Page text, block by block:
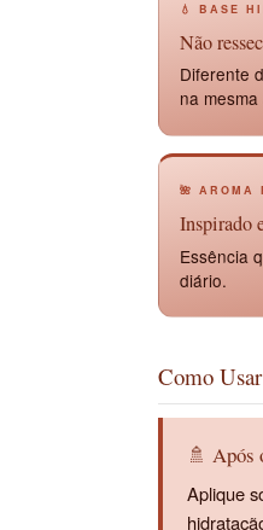
💧 BASE
Não
Diferente
na
🌺 AROMA
Inspirado
Essência
diário.
Como Usar
🚿 Após
Aplique